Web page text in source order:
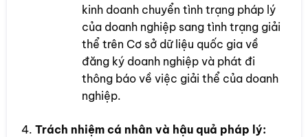
kinh doanh chuyển tình trạng pháp lý
của doanh nghiệp sang tình trạng giải
thể trên Cơ sở dữ liệu quốc gia về
đăng ký doanh nghiệp và phát đi
thông báo về việc giải thể của doanh
nghiệp.
Trách nhiệm cá nhân và hậu quả pháp lý: